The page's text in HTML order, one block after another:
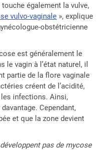
également la vulve,
vulvo-vaginale », explique
obstétricienne
est généralement le
le vagin à l’état naturel, il
partie de la flore vaginale
créent de l’acidité,
infections. Ainsi,
Cependant,
et que la zone devient
pas de mycose